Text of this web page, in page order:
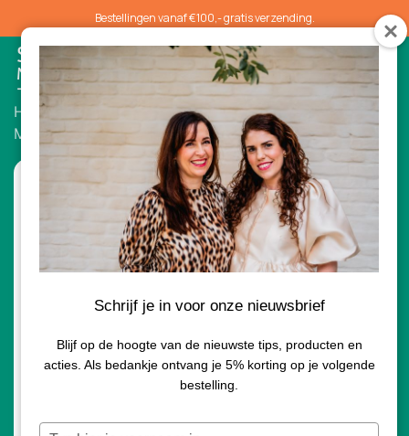
Bestellingen vanaf €100,- gratis verzending.
0
Home/ Serums/ Environ Vita Complex Super
Moisturiser 50ml
Schrijf je in voor onze nieuwsbrief
Blijf op de hoogte van de nieuwste tips, producten en
acties. Als bedankje ontvang je 5% korting op je volgende
bestelling.
Typ